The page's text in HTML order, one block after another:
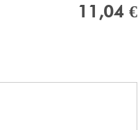
11,04 €